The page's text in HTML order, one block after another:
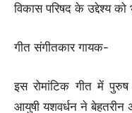
विकास परिषद के उद्देश्य
गीत संगीतकार गायक-
इस रोमांटिक गीत में
आयुषी यशवर्धन ने बेहतरीन